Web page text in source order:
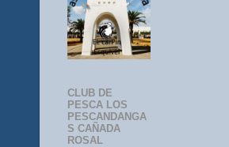
CLUB DE
PESCA LOS
PESCANDANGA
S CAÑADA
ROSAL